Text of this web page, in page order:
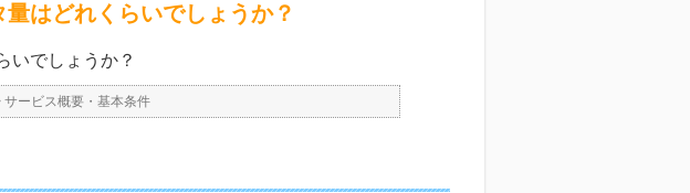
はどれくらいでしょうか？
いでしょうか？
サービス概要・基本条件